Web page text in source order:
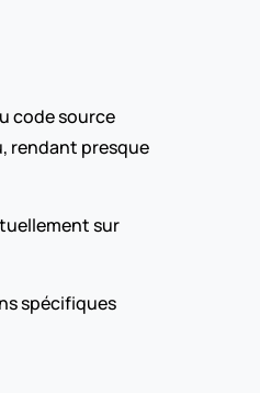
code source
rendant presque
sur
spécifiques